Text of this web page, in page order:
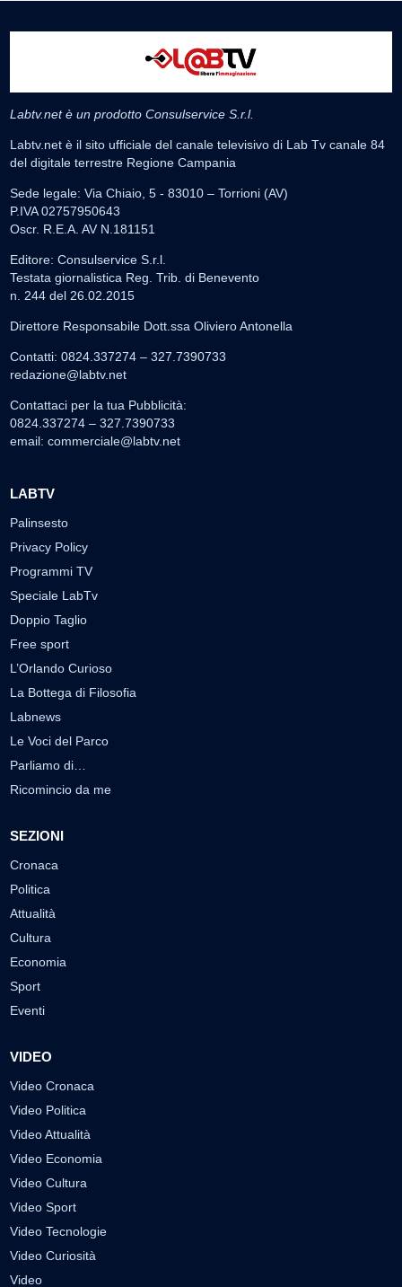
Labtv.net è un prodotto Consulservice S.r.l.
Labtv.net è il sito ufficiale del canale televisivo di Lab Tv canale 84
del digitale terrestre Regione Campania
Sede legale: Via Chiaio, 5 - 83010 – Torrioni (AV)
P.IVA 02757950643
Oscr. R.E.A. AV N.181151
Editore: Consulservice S.r.l.
Testata giornalistica Reg. Trib. di Benevento
n. 244 del 26.02.2015
Direttore Responsabile Dott.ssa Oliviero Antonella
Contatti: 0824.337274 – 327.7390733
redazione@labtv.net
Contattaci per la tua Pubblicità:
0824.337274 – 327.7390733
email: commerciale@labtv.net
LABTV
Palinsesto
Privacy Policy
Programmi TV
Speciale LabTv
Doppio Taglio
Free sport
L’Orlando Curioso
La Bottega di Filosofia
Labnews
Le Voci del Parco
Parliamo di…
Ricomincio da me
SEZIONI
Cronaca
Politica
Attualità
Cultura
Economia
Sport
Eventi
VIDEO
Video Cronaca
Video Politica
Video Attualità
Video Economia
Video Cultura
Video Sport
Video Tecnologie
Video Curiosità
Video